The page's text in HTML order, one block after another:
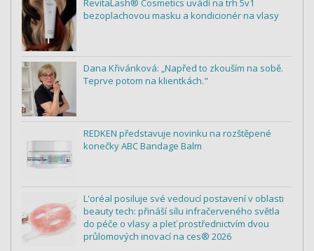
RevitaLash® Cosmetics uvádí na trh 5v1
bezoplachovou masku a kondicionér na vlasy
Dana Křivánková: „Napřed to zkouším na sobě.
Teprve potom na klientkách."
REDKEN představuje novinku na rozštěpené
konečky ABC Bandage Balm
L'oréal posiluje své vedoucí postavení v oblasti
beauty tech: přináší sílu infračerveného světla
do péče o vlasy a pleť prostřednictvím dvou
průlomových inovací na ces® 2026